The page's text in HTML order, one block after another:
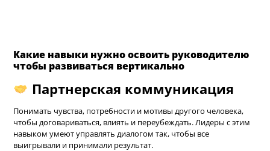
Какие навыки нужно освоить руководителю
чтобы развиваться вертикально
Партнерская коммуникация
Понимать чувства, потребности и мотивы другого человека,
чтобы договариваться, влиять и переубеждать. Лидеры с этим
навыком умеют управлять диалогом так, чтобы все
выигрывали и принимали результат.